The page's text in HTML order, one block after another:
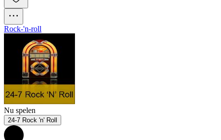
Rock-'n-roll
Nu spelen
24-7 Rock 'n' Roll